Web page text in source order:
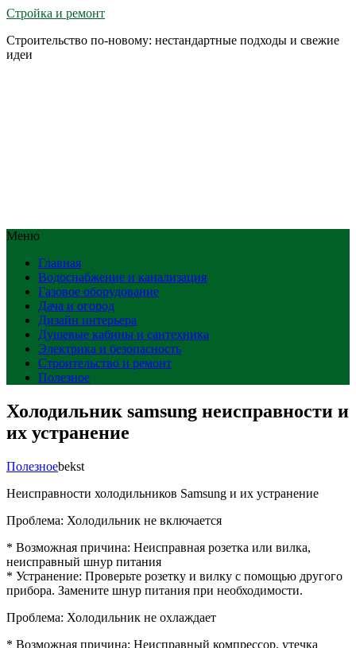
Стройка и ремонт
Строительство по-новому: нестандартные подходы и свежие
идеи
Меню
Главная
Водоснабжение и канализация
Газовое оборудование
Дача и огород
Дизайн интерьера
Душевые кабины и сантехника
Электрика и безопасность
Строительство и ремонт
Полезное
Холодильник samsung неисправности и
их устранение
Полезноеbekst
Неисправности холодильников Samsung и их устранение
Проблема: Холодильник не включается
* Возможная причина: Неисправная розетка или вилка,
неисправный шнур питания
* Устранение: Проверьте розетку и вилку с помощью другого
прибора. Замените шнур питания при необходимости.
Проблема: Холодильник не охлаждает
* Возможная причина: Неисправный компрессор, утечка